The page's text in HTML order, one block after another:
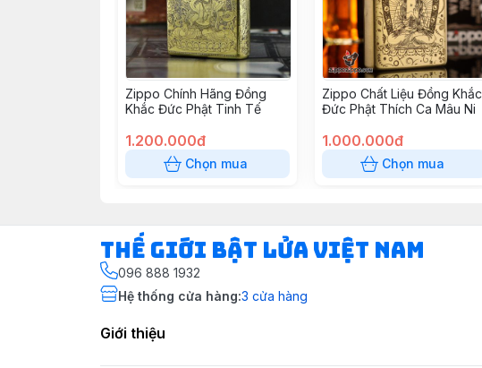
Zippo Chính Hãng Đồng
Khắc Đức Phật Tinh Tế
1.200.000đ
Chọn mua
Zippo Chất Liệu Đồng Khắc
Đức Phật Thích Ca Mâu Ni
1.000.000đ
Chọn mua
Thế Giới Bật Lửa Việt Nam
096 888 1932
Hệ thống cửa hàng:3 cửa hàng
Giới thiệu